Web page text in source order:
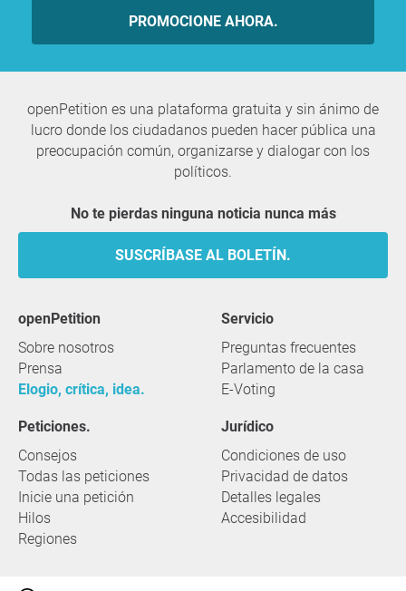
PROMOCIONE AHORA.
openPetition es una plataforma gratuita y sin ánimo de
lucro donde los ciudadanos pueden hacer pública una
preocupación común, organizarse y dialogar con los
políticos.
No te pierdas ninguna noticia nunca más
SUSCRÍBASE AL BOLETÍN.
openPetition
Sobre nosotros
Prensa
Elogio, crítica, idea.
servicio
Preguntas frecuentes
Parlamento de la casa
E-Voting
Peticiones.
Consejos
Todas las peticiones
Inicie una petición
Hilos
Regiones
Jurídico
Condiciones de uso
Privacidad de datos
Detalles legales
Accesibilidad